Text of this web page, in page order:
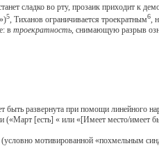
сладко во рту, прозаик приходит к
5, Тиханов ограничивается троекратным6,
в троекратность, снимающую разрыв
развернута при помощи линейного
(«Март [есть] « или «[Имеет место/имеет
мотивированной «похмельным